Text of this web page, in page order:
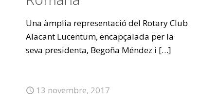
Una àmplia representació del Rotary Club
Alacant Lucentum, encapçalada per la
seva presidenta, Begoña Méndez i […]
13 novembre, 2017